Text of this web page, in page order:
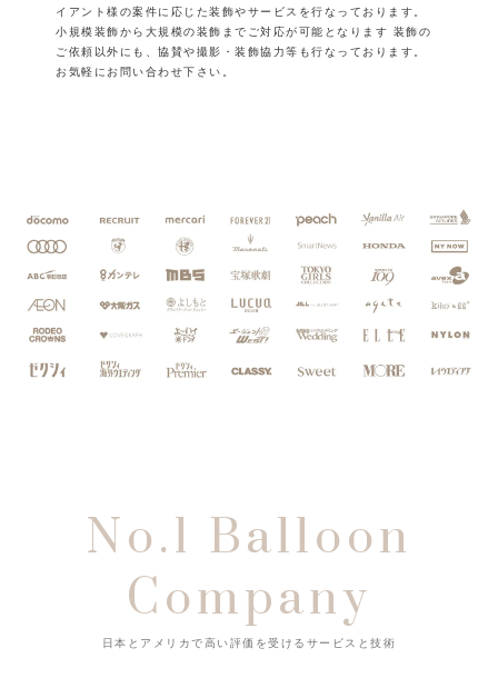
イアント様の案件に応じた装飾やサービスを行なっております。
小規模装飾から大規模の装飾までご対応が可能となります 装飾の
ご依頼以外にも、協賛や撮影・装飾協力等も行なっております。
お気軽にお問い合わせ下さい。
No.1 Balloon
Company
日本とアメリカで高い評価を受けるサービスと技術